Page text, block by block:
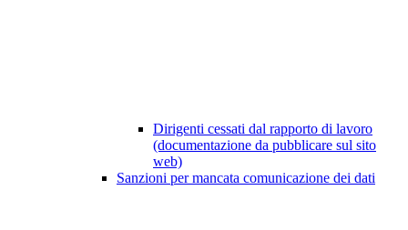
Dirigenti cessati dal rapporto di lavoro
(documentazione da pubblicare sul sito
web)
Sanzioni per mancata comunicazione dei dati